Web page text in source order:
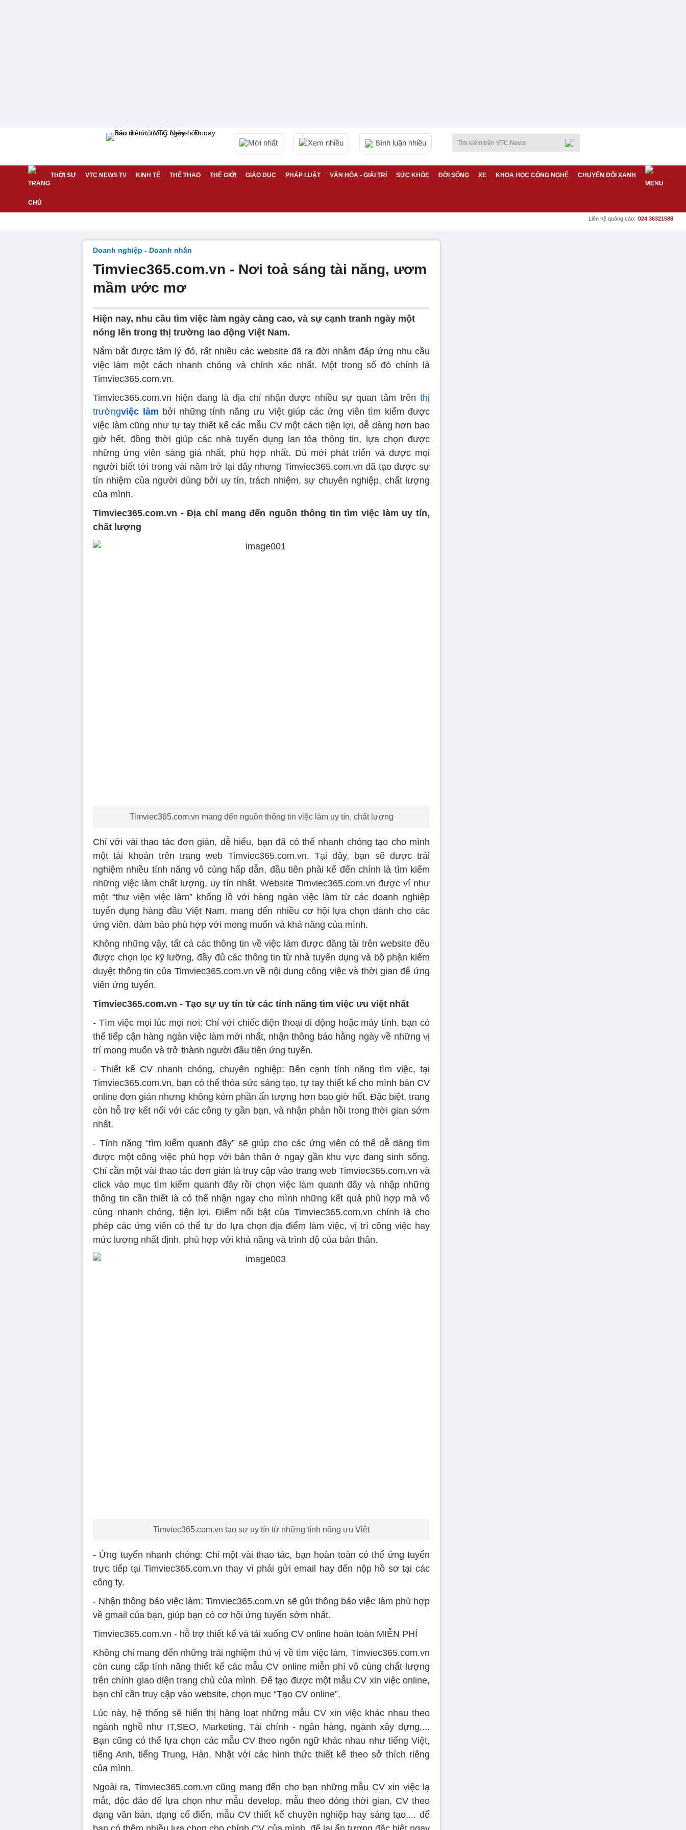
Mới nhất Xem nhiều Bình luận nhiều
THỜI SỰ VTC NEWS TV KINH TẾ THỂ THAO THẾ GIỚI GIÁO DỤC PHÁP LUẬT VĂN HÓA - GIẢI TRÍ SỨC KHỎE ĐỜI SỐNG XE KHOA HỌC CÔNG NGHỆ CHUYỂN ĐỔI XANH
Liên hệ quảng cáo: 024 36321588
Doanh nghiệp - Doanh nhân
Timviec365.com.vn - Nơi toả sáng tài năng, ươm
mầm ước mơ
Hiện nay, nhu cầu tìm việc làm ngày càng cao, và sự cạnh tranh ngày một
nóng lên trong thị trường lao động Việt Nam.
Nắm bắt được tâm lý đó, rất nhiều các website đã ra đời nhằm đáp ứng nhu cầu
việc làm một cách nhanh chóng và chính xác nhất. Một trong số đó chính là
Timviec365.com.vn.
Timviec365.com.vn hiện đang là địa chỉ nhận được nhiều sự quan tâm trên thị
trườngviệc làm bởi những tính năng ưu Việt giúp các ứng viên tìm kiếm được
việc làm cũng như tự tay thiết kế các mẫu CV một cách tiện lợi, dễ dàng hơn bao
giờ hết, đồng thời giúp các nhà tuyển dụng lan tỏa thông tin, lựa chọn được
những ứng viên sáng giá nhất, phù hợp nhất. Dù mới phát triển và được mọi
người biết tới trong vài năm trở lại đây nhưng Timviec365.com.vn đã tạo được sự
tín nhiệm của người dùng bởi uy tín, trách nhiệm, sự chuyên nghiệp, chất lượng
của mình.
Timviec365.com.vn - Địa chỉ mang đến nguồn thông tin tìm việc làm uy tín,
chất lượng
Timviec365.com.vn mang đến nguồn thông tin việc làm uy tín, chất lượng
Chỉ với vài thao tác đơn giản, dễ hiểu, bạn đã có thể nhanh chóng tạo cho mình
một tài khoản trên trang web Timviec365.com.vn. Tại đây, bạn sẽ được trải
nghiệm nhiều tính năng vô cùng hấp dẫn, đầu tiên phải kể đến chính là tìm kiếm
những việc làm chất lượng, uy tín nhất. Website Timviec365.com.vn được ví như
một “thư viện việc làm” khổng lồ với hàng ngàn việc làm từ các doanh nghiệp
tuyển dụng hàng đầu Việt Nam, mang đến nhiều cơ hội lựa chọn dành cho các
ứng viên, đảm bảo phù hợp với mong muốn và khả năng của mình.
Không những vậy, tất cả các thông tin về việc làm được đăng tải trên website đều
được chọn lọc kỹ lưỡng, đầy đủ các thông tin từ nhà tuyển dụng và bộ phận kiểm
duyệt thông tin của Timviec365.com.vn về nội dung công việc và thời gian để ứng
viên ứng tuyển.
Timviec365.com.vn - Tạo sự uy tín từ các tính năng tìm việc ưu việt nhất
- Tìm việc mọi lúc mọi nơi: Chỉ với chiếc điện thoại di động hoặc máy tính, bạn có
thể tiếp cận hàng ngàn việc làm mới nhất, nhận thông báo hằng ngày về những vị
trí mong muốn và trở thành người đầu tiên ứng tuyển.
- Thiết kế CV nhanh chóng, chuyên nghiệp: Bên cạnh tính năng tìm việc, tại
Timviec365.com.vn, bạn có thể thỏa sức sáng tạo, tự tay thiết kế cho mình bản CV
online đơn giản nhưng không kém phần ấn tượng hơn bao giờ hết. Đặc biệt, trang
còn hỗ trợ kết nối với các công ty gần bạn, và nhận phản hồi trong thời gian sớm
nhất.
- Tính năng “tìm kiếm quanh đây” sẽ giúp cho các ứng viên có thể dễ dàng tìm
được một công việc phù hợp với bản thân ở ngay gần khu vực đang sinh sống.
Chỉ cần một vài thao tác đơn giản là truy cập vào trang web Timviec365.com.vn và
click vào mục tìm kiếm quanh đây rồi chọn việc làm quanh đây và nhập những
thông tin cần thiết là có thể nhận ngay cho mình những kết quả phù hợp mà vô
cùng nhanh chóng, tiện lợi. Điểm nổi bật của Timviec365.com.vn chính là cho
phép các ứng viên có thể tự do lựa chọn địa điểm làm việc, vị trí công việc hay
mức lương nhất định, phù hợp với khả năng và trình độ của bản thân.
Timviec365.com.vn tạo sự uy tín từ những tính năng ưu Việt
- Ứng tuyển nhanh chóng: Chỉ một vài thao tác, bạn hoàn toàn có thể ứng tuyển
trực tiếp tại Timviec365.com.vn thay vì phải gửi email hay đến nộp hồ sơ tại các
công ty.
- Nhận thông báo việc làm: Timviec365.com.vn sẽ gửi thông báo việc làm phù hợp
về gmail của bạn, giúp bạn có cơ hội ứng tuyển sớm nhất.
Timviec365.com.vn - hỗ trợ thiết kế và tải xuống CV online hoàn toàn MIỄN PHÍ
Không chỉ mang đến những trải nghiệm thú vị về tìm việc làm, Timviec365.com.vn
còn cung cấp tính năng thiết kế các mẫu CV online miễn phí vô cùng chất lượng
trên chính giao diện trang chủ của mình. Để tạo được một mẫu CV xin việc online,
bạn chỉ cần truy cập vào website, chọn mục “Tạo CV online”.
Lúc này, hệ thống sẽ hiển thị hàng loạt những mẫu CV xin việc khác nhau theo
ngành nghề như IT,SEO, Marketing, Tài chính - ngân hàng, ngành xây dựng,...
Bạn cũng có thể lựa chọn các mẫu CV theo ngôn ngữ khác nhau như tiếng Việt,
tiếng Anh, tiếng Trung, Hàn, Nhật với các hình thức thiết kế theo sở thích riêng
của mình.
Ngoài ra, Timviec365.com.vn cũng mang đến cho bạn những mẫu CV xin việc lạ
mắt, độc đáo để lựa chọn như mẫu develop, mẫu theo dòng thời gian, CV theo
dạng văn bản, dạng cổ điển, mẫu CV thiết kế chuyên nghiệp hay sáng tạo,... để